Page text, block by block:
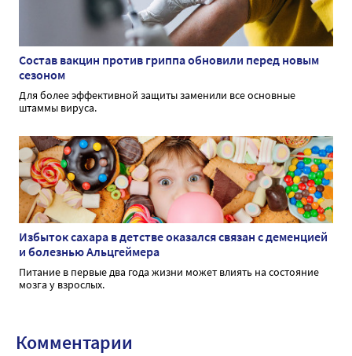
Состав вакцин против гриппа обновили перед новым
сезоном
Для более эффективной защиты заменили все основные
штаммы вируса.
Избыток сахара в детстве оказался связан с деменцией
и болезнью Альцгеймера
Питание в первые два года жизни может влиять на состояние
мозга у взрослых.
Комментарии